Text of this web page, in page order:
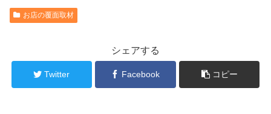
お店の覆面取材
シェアする
Twitter Facebook コピー